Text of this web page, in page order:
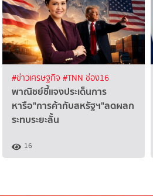
#ข่าวเศรษฐกิจ #TNN ช่อง16
พาณิชย์ชี้แจงประเด็นการ
หารือ"การค้ากับสหรัฐฯ"ลดผลก
ระทบระยะสั้น
16